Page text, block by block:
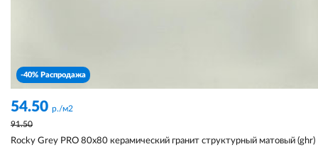
-40% Распродажа
54.50 р./м2
91.50
Rocky Grey PRO 80x80 керамический гранит структурный матовый (ghr)